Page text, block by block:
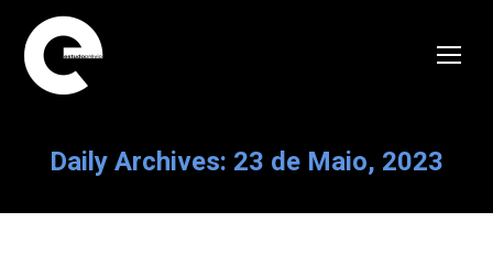
Daily Archives: 23 de Maio, 2023